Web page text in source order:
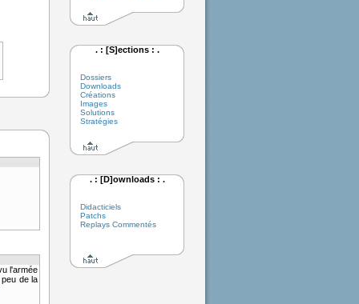
l'armée
de la
. : [S]ections : .
Dossiers
Downloads
Créations
Images
Solutions
Stratégies
. : [D]ownloads : .
Didacticiels
Patchs
Replays Commentés